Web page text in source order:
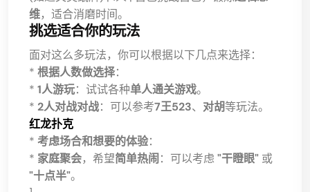
维，适合消磨时间。
挑选适合你的玩法
面对这么多玩法，你可以根据以下几点来选择：
* 根据人数做选择：
* 1人游玩：试试各种单人通关游戏。
* 2人对战对战：可以参考7王523、 对胡等玩法。
红龙扑克
* 考虑场合和想要的体验：
* 家庭聚会，希望简单热闹 ：可以考虑 "干瞪眼" 或
"十点半"。